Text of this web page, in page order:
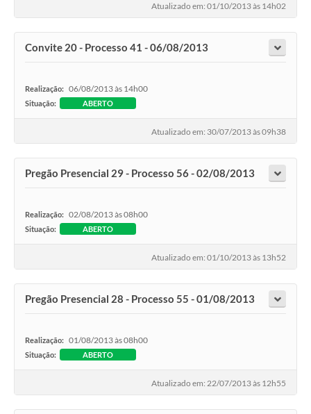
Atualizado em: 01/10/2013 às 14h02
Convite 20 - Processo 41 - 06/08/2013
Realização: 06/08/2013 às 14h00
Situação: ABERTO
Atualizado em: 30/07/2013 às 09h38
Pregão Presencial 29 - Processo 56 - 02/08/2013
Realização: 02/08/2013 às 08h00
Situação: ABERTO
Atualizado em: 01/10/2013 às 13h52
Pregão Presencial 28 - Processo 55 - 01/08/2013
Realização: 01/08/2013 às 08h00
Situação: ABERTO
Atualizado em: 22/07/2013 às 12h55